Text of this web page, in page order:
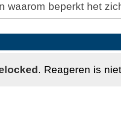
waarom beperkt het
. Reageren is